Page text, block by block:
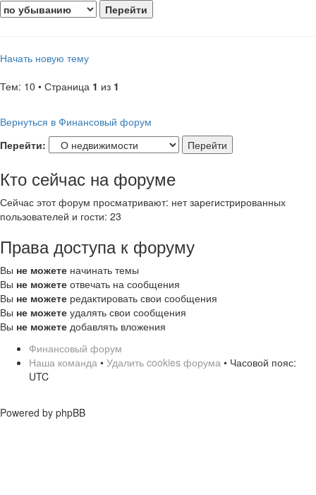
Начать новую тему
Тем: 10 • Страница 1 из 1
Вернуться в Финансовый форум
Перейти:
Кто сейчас на форуме
Сейчас этот форум просматривают: нет зарегистрированных
пользователей и гости: 23
Права доступа к форуму
Вы не можете начинать темы
Вы не можете отвечать на сообщения
Вы не можете редактировать свои сообщения
Вы не можете удалять свои сообщения
Вы не можете добавлять вложения
Финансовый форум
Наша команда • Удалить cookies форума • Часовой пояс:
UTC
Powered by phpBB